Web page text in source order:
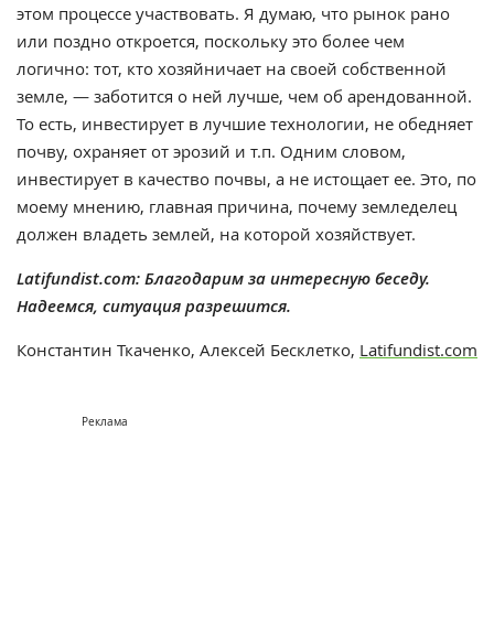
этом процессе участвовать. Я думаю, что рынок рано
или поздно откроется, поскольку это более чем
логично: тот, кто хозяйничает на своей собственной
земле, — заботится о ней лучше, чем об арендованной.
То есть, инвестирует в лучшие технологии, не обедняет
почву, охраняет от эрозий и т.п. Одним словом,
инвестирует в качество почвы, а не истощает ее. Это, по
моему мнению, главная причина, почему земледелец
должен владеть землей, на которой хозяйствует.
Latifundist.com: Благодарим за интересную беседу.
Надеемся, ситуация разрешится.
Константин Ткаченко, Алексей Бесклетко, Latifundist.com
Реклама